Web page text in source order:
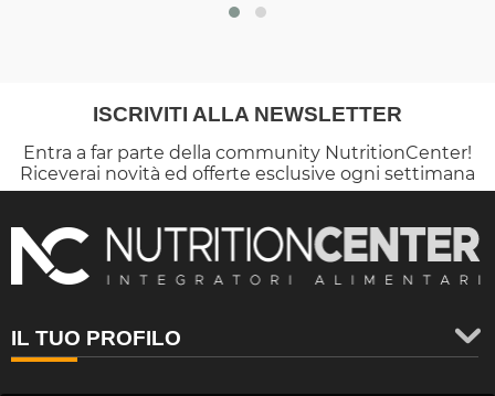
ISCRIVITI ALLA NEWSLETTER
Entra a far parte della community NutritionCenter!
Riceverai novità ed offerte esclusive ogni settimana
IL TUO PROFILO